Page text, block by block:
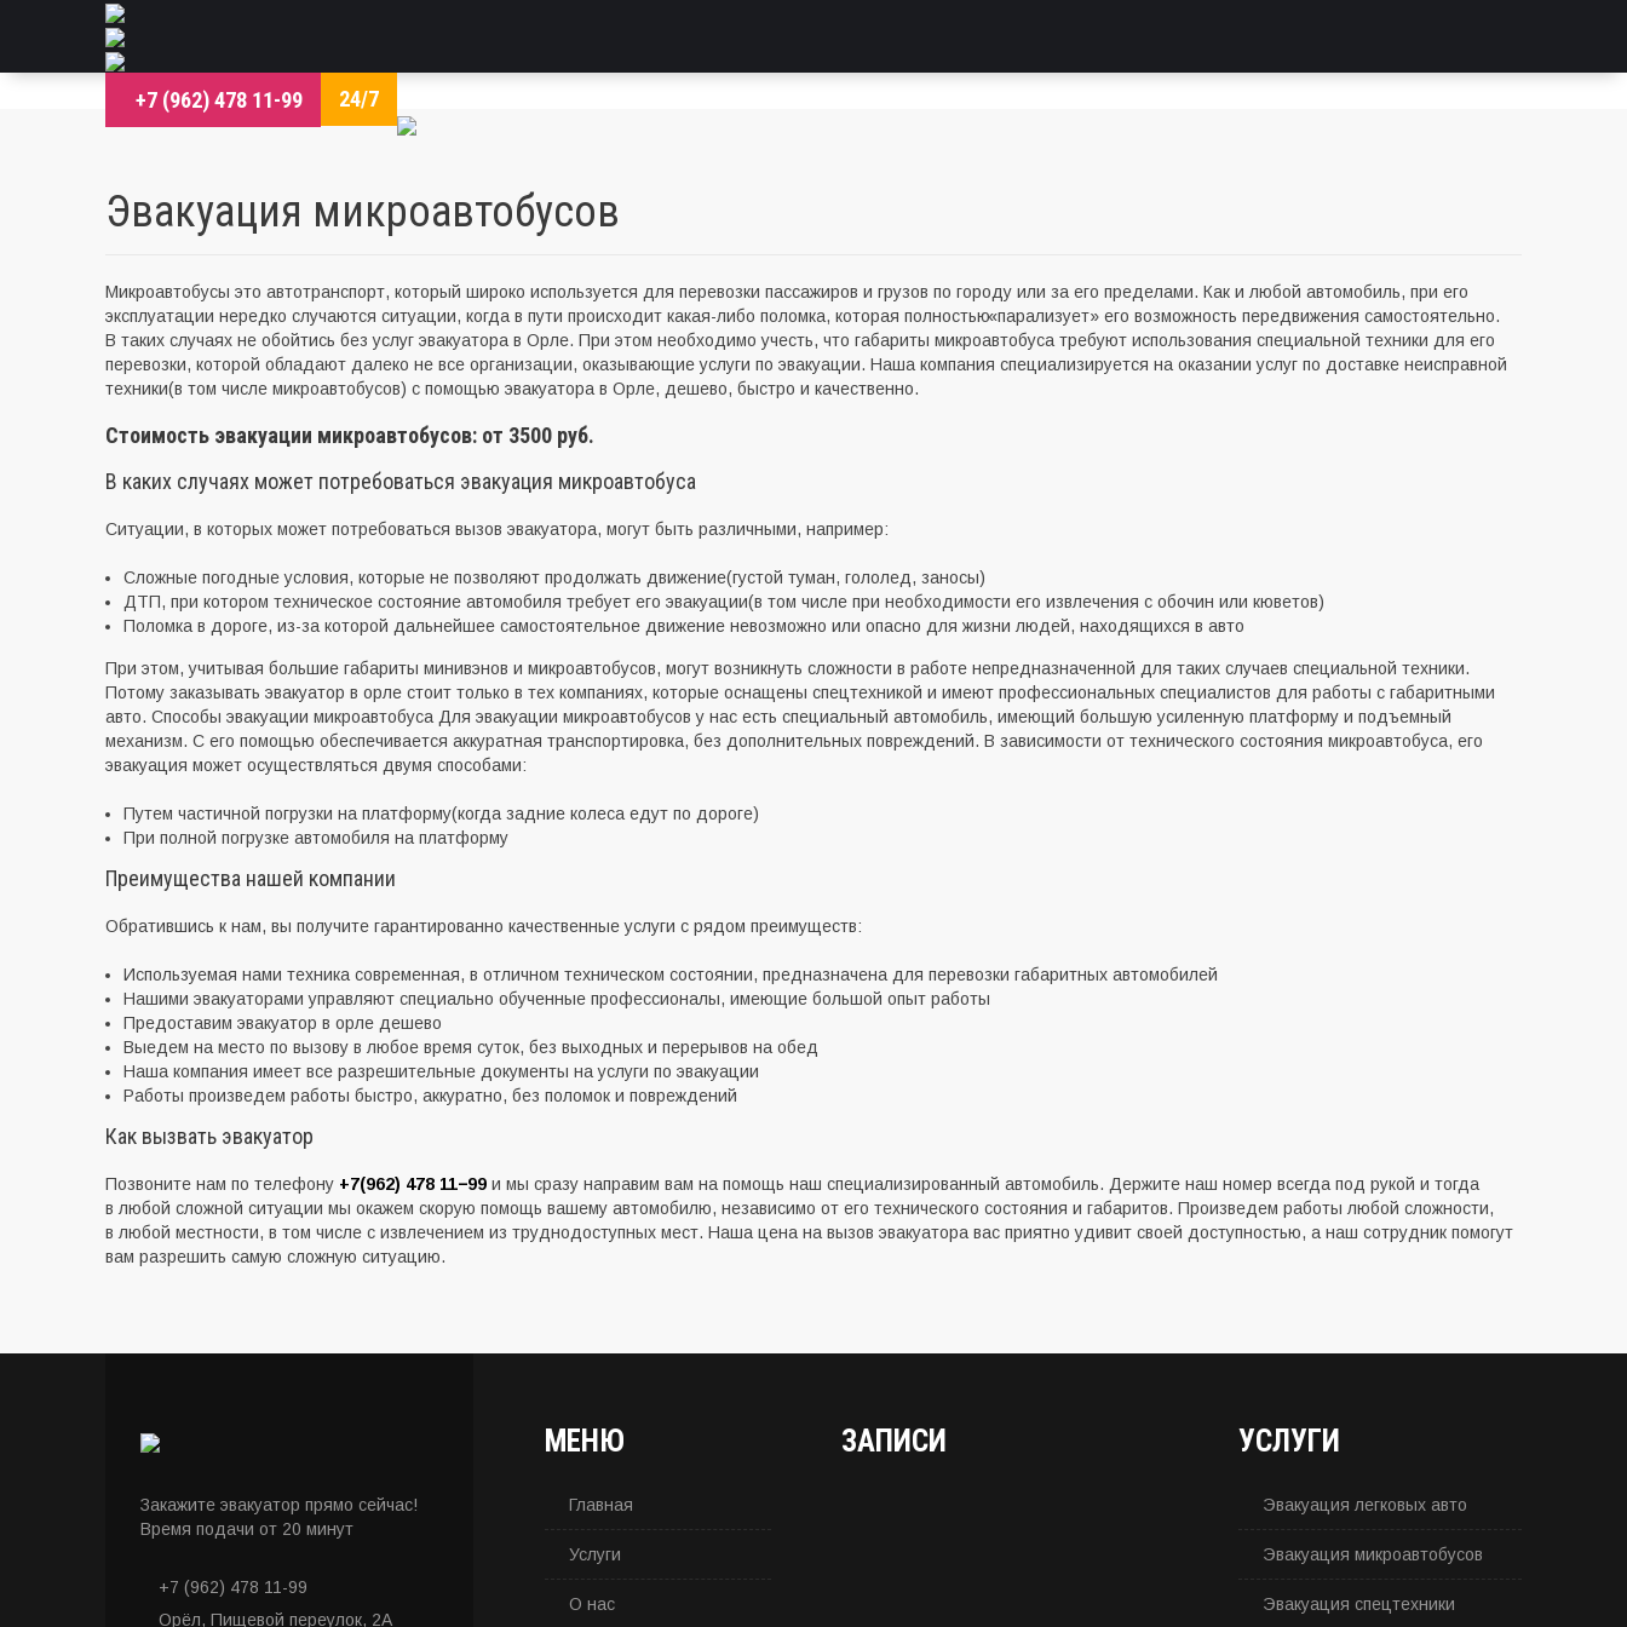
+7 (962) 478 11-99 24/7
Эвакуация микроавтобусов
Микроавтобусы это автотранспорт, который широко используется для перевозки пассажиров и грузов по городу или за его пределами. Как и любой автомобиль, при его
эксплуатации нередко случаются ситуации, когда в пути происходит какая-либо поломка, которая полностью
«парализует» его возможность передвижения самостоятельно.
В таких случаях не обойтись без услуг эвакуатора в Орле. При этом необходимо учесть, что габариты микроавтобуса требуют использования специальной техники для его
перевозки, которой обладают далеко не все организации, оказывающие услуги по эвакуации. Наша компания специализируется на оказании услуг по доставке неисправной
техники(в том числе микроавтобусов) с помощью эвакуатора в Орле, дешево, быстро и качественно.
Стоимость эвакуации микроавтобусов: от 3500 руб.
В каких случаях может потребоваться эвакуация микроавтобуса
Ситуации, в которых может потребоваться вызов эвакуатора, могут быть различными, например:
Сложные погодные условия, которые не позволяют продолжать движение(густой туман, гололед, заносы)
ДТП, при котором техническое состояние автомобиля требует его эвакуации(в том числе при необходимости его извлечения с обочин или кюветов)
Поломка в дороге, из-за которой дальнейшее самостоятельное движение невозможно или опасно для жизни людей, находящихся в авто
При этом, учитывая большие габариты минивэнов и микроавтобусов, могут возникнуть сложности в работе непредназначенной для таких случаев специальной техники.
Потому заказывать эвакуатор в орле стоит только в тех компаниях, которые оснащены спецтехникой и имеют профессиональных специалистов для работы с габаритными
авто. Способы эвакуации микроавтобуса Для эвакуации микроавтобусов у нас есть специальный автомобиль, имеющий большую усиленную платформу и подъемный
механизм. С его помощью обеспечивается аккуратная транспортировка, без дополнительных повреждений. В зависимости от технического состояния микроавтобуса, его
эвакуация может осуществляться двумя способами:
Путем частичной погрузки на платформу(когда задние колеса едут по дороге)
При полной погрузке автомобиля на платформу
Преимущества нашей компании
Обратившись к нам, вы получите гарантированно качественные услуги с рядом преимуществ:
Используемая нами техника современная, в отличном техническом состоянии, предназначена для перевозки габаритных автомобилей
Нашими эвакуаторами управляют специально обученные профессионалы, имеющие большой опыт работы
Предоставим эвакуатор в орле дешево
Выедем на место по вызову в любое время суток, без выходных и перерывов на обед
Наша компания имеет все разрешительные документы на услуги по эвакуации
Работы произведем работы быстро, аккуратно, без поломок и повреждений
Как вызвать эвакуатор
Позвоните нам по телефону +7(962) 478 11−99и мы сразу направим вам на помощь наш специализированный автомобиль. Держите наш номер всегда под рукой и тогда
в любой сложной ситуации мы окажем скорую помощь вашему автомобилю, независимо от его технического состояния и габаритов. Произведем работы любой сложности,
в любой местности, в том числе с извлечением из труднодоступных мест. Наша цена на вызов эвакуатора вас приятно удивит своей доступностью, а наш сотрудник помогут
вам разрешить самую сложную ситуацию.
Закажите эвакуатор прямо сейчас!
Время подачи от 20 минут
+7 (962) 478 11-99
Орёл, Пищевой переулок, 2А
МЕНЮ
Главная
Услуги
О нас
ЗАПИСИ УСЛУГИ
Эвакуация легковых авто
Эвакуация микроавтобусов
Эвакуация спецтехники